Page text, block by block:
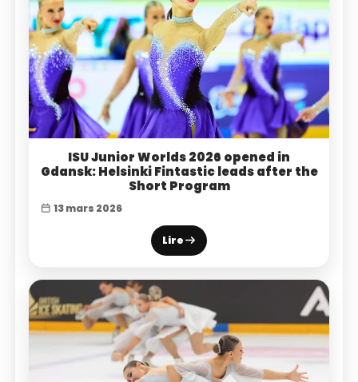
ISU Junior Worlds 2026 opened in
Gdansk: Helsinki Fintastic leads after the
Short Program
13 mars 2026
Lire